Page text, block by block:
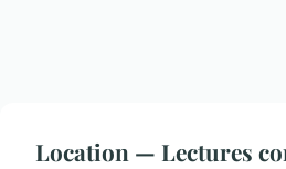
Location — Lectures